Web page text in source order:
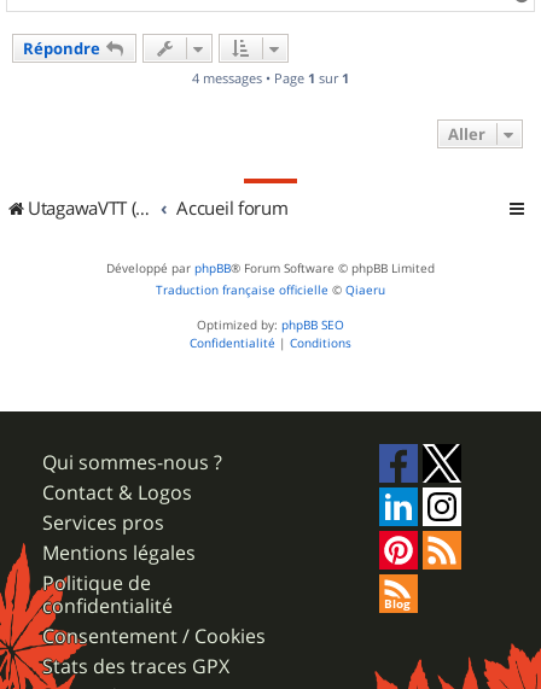
a
Répondre
4 messages • Page 1 sur 1
Aller
UtagawaVTT (Randos VTT et VTTAE avec traces GPS) Accueil forum
Développé par phpBB® Forum Software © phpBB Limited
Traduction française officielle © Qiaeru
Optimized by: phpBB SEO
Confidentialité | Conditions
Qui sommes-nous ?
Contact & Logos
Services pros
Mentions légales
Politique de
confidentialité
Consentement / Cookies
Stats des traces GPX